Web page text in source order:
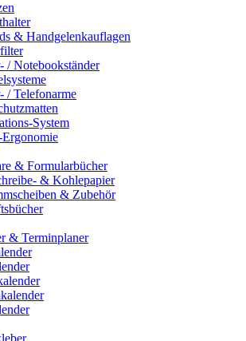
& Handgelenkauflagen
/ Notebookständer
/ Telefonarme
System
& Formularbücher
& Kohlepapier
& Zubehör
& Terminplaner